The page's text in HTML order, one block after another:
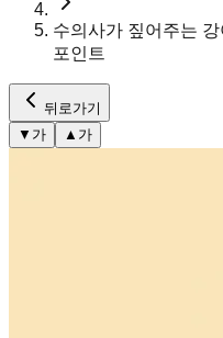
수의사가 짚어주는
포인트
뒤로가기
▼ 가 ▲ 가